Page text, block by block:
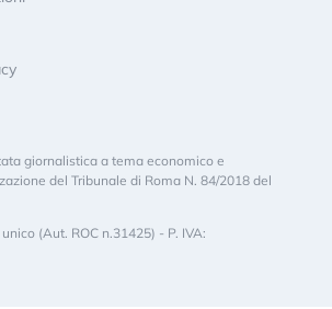
giornalistica a tema economico e
del Tribunale di Roma N. 84/2018 del
(Aut. ROC n.31425) - P. IVA: